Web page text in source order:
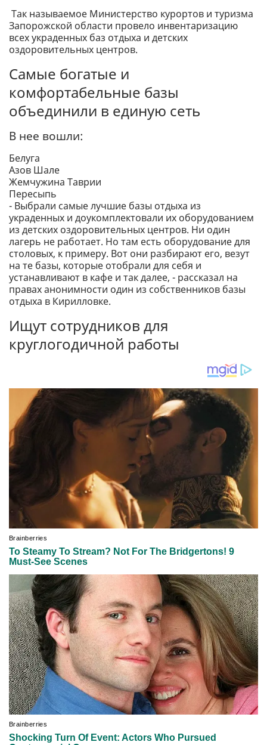
Так называемое Министерство курортов и туризма
Запорожской области провело инвентаризацию
всех украденных баз отдыха и детских
оздоровительных центров.
Самые богатые и
комфортабельные базы
объединили в единую сеть
В нее вошли:
Белуга
Азов Шале
Жемчужина Таврии
Пересыпь
- Выбрали самые лучшие базы отдыха из
украденных и доукомплектовали их оборудованием
из детских оздоровительных центров. Ни один
лагерь не работает. Но там есть оборудование для
столовых, к примеру. Вот они разбирают его, везут
на те базы, которые отобрали для себя и
устанавливают в кафе и так далее, - рассказал на
правах анонимности один из собственников базы
отдыха в Кирилловке.
Ищут сотрудников для
круглогодичной работы